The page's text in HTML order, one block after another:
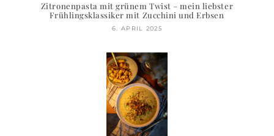
Zitronenpasta mit grünem Twist – mein liebster
Frühlingsklassiker mit Zucchini und Erbsen
6. APRIL 2025